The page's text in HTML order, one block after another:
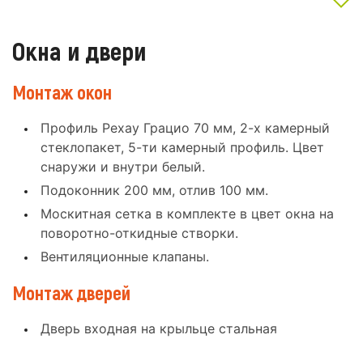
Окна и двери
Монтаж окон
Профиль Рехау Грацио 70 мм, 2-х камерный
стеклопакет, 5-ти камерный профиль. Цвет
снаружи и внутри белый.
Подоконник 200 мм, отлив 100 мм.
Москитная сетка в комплекте в цвет окна на
поворотно-откидные створки.
Вентиляционные клапаны.
Монтаж дверей
Дверь входная на крыльце стальная